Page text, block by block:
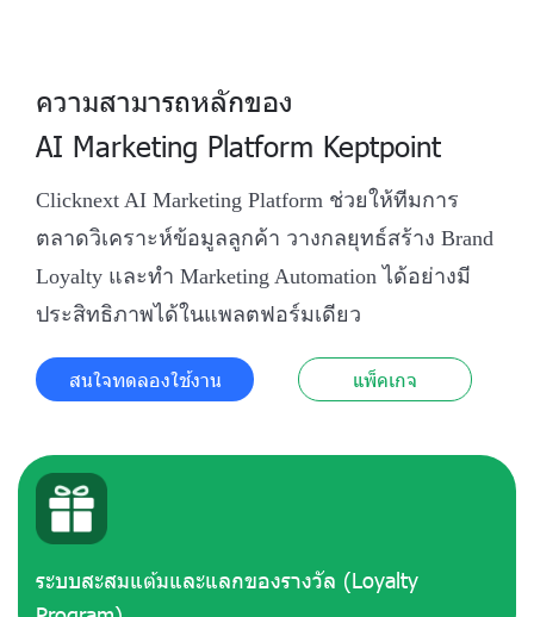
ความสามารถหลักของ
AI Marketing Platform Keptpoint
Clicknext AI Marketing Platform ช่วยให้ทีมการ
ตลาดวิเคราะห์ข้อมูลลูกค้า วางกลยุทธ์สร้าง Brand
Loyalty และทำ Marketing Automation ได้อย่างมี
ประสิทธิภาพได้ในแพลตฟอร์มเดียว
สนใจทดลองใช้งาน แพ็คเกจ
ระบบสะสมแต้มและแลกของรางวัล (Loyalty